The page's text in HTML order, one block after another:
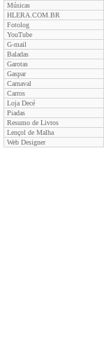
Músicas
HLERA.COM.BR
Fotolog
YouTube
G-mail
Baladas
Garotas
Gaspar
Carnaval
Carros
Loja Decé
Piadas
Resumo de Livros
Lençol de Malha
Web Designer